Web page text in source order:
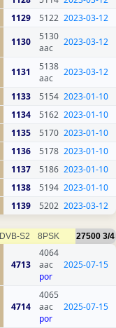
1129 5122 2023-03-12
1130
5130
aac
2023-03-12
1131
5138
aac
2023-03-12
1133 5154 2023-01-10
1134 5162 2023-01-10
1135 5170 2023-01-10
1136 5178 2023-01-10
1137 5186 2023-01-10
1138 5194 2023-01-10
1139 5202 2023-03-12
DVB-S2 8PSK 27500 3/4
4713
4064
aac
por
2025-07-15
4714
4065
aac
por
2025-07-15